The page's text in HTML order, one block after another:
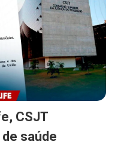
CSJT
saúde